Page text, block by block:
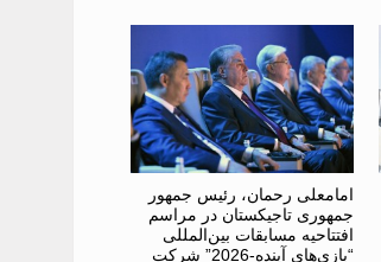
امامعلی رحمان، رئیس جمهور
جمهوری تاجیکستان در مراسم
افتتاحیه مسابقات بین‌المللی
“بازی‌های آینده-2026” شرکت